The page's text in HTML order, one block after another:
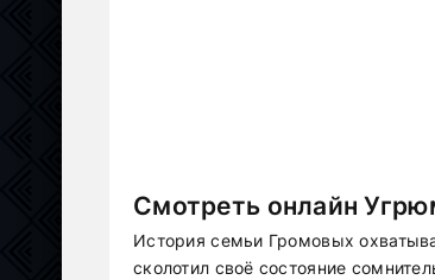
Смотреть онлайн
История семьи Громовых
сколотил своё состояние